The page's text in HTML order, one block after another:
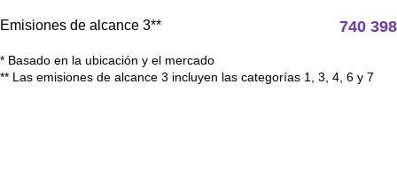
Emisiones de alcance 3** 740 398
* Basado en la ubicación y el mercado
** Las emisiones de alcance 3 incluyen las categorías 1, 3, 4, 6 y 7